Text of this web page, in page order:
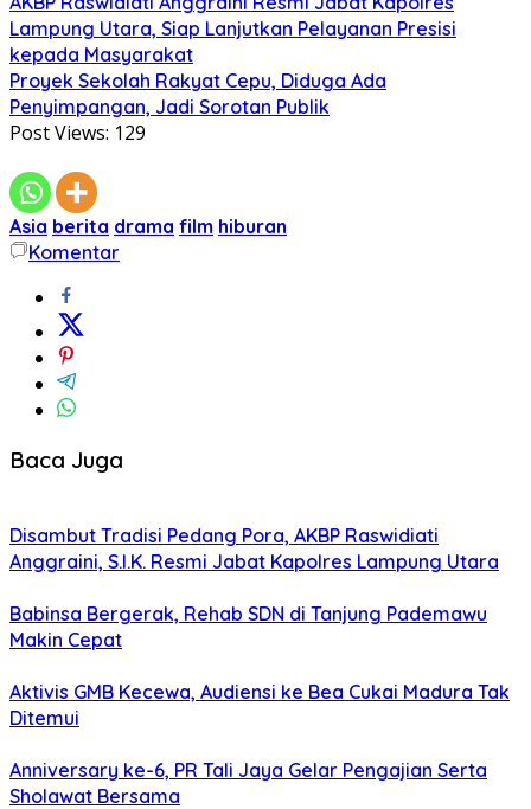
Lampung Utara, Siap Lanjutkan Pelayanan Presisi
kepada Masyarakat
Proyek Sekolah Rakyat Cepu, Diduga Ada
Penyimpangan, Jadi Sorotan Publik
Post Views: 129
Asia berita drama film hiburan
Komentar
Baca Juga
Disambut Tradisi Pedang Pora, AKBP Raswidiati
Anggraini, S.I.K. Resmi Jabat Kapolres Lampung Utara
Babinsa Bergerak, Rehab SDN di Tanjung Pademawu
Makin Cepat
Aktivis GMB Kecewa, Audiensi ke Bea Cukai Madura Tak
Ditemui
Anniversary ke-6, PR Tali Jaya Gelar Pengajian Serta
Sholawat Bersama